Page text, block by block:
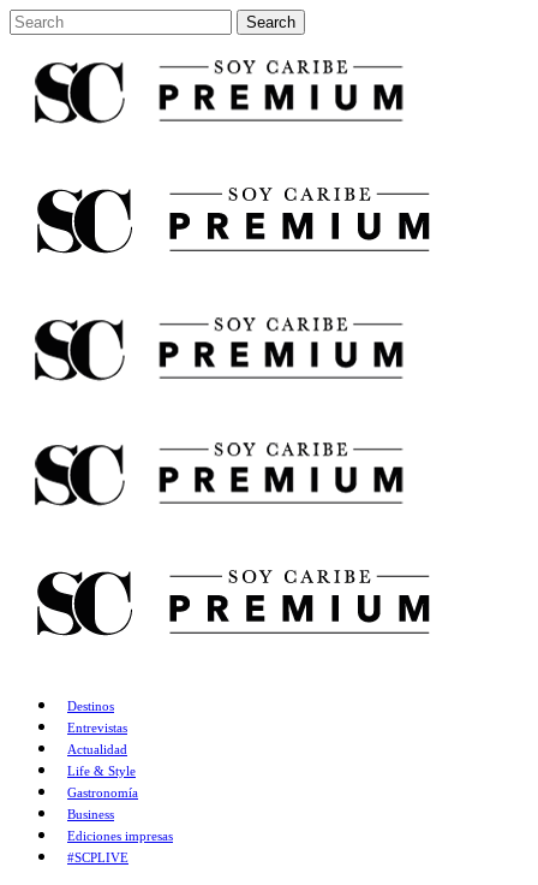
Destinos
Entrevistas
Actualidad
Life & Style
Gastronomía
Business
Ediciones impresas
#SCPLIVE